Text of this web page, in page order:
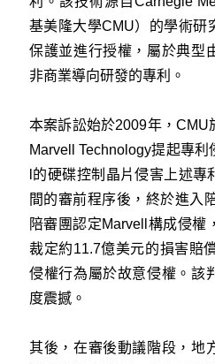
基美隆大學CMU）的學術研
保護並進行授權，屬於典型
非商業導向研發的專利。
本案訴訟始於2009年，CMU
Marvell Technology提起專利
l的硬碟控制晶片侵害上述專
間的審前程序後，終於進入
陪審團認定Marvell構成侵權
裁定約11.7億美元的損害賠
侵權行為屬於故意侵權。該
度震撼。
其後，在審後動議階段，地